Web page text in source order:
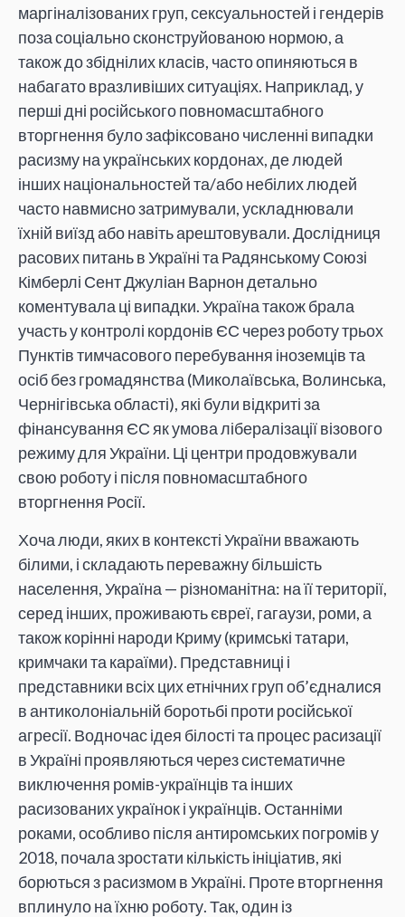
маргіналізованих груп, сексуальностей і гендерів
поза соціально сконструйованою нормою, а
також до збіднілих класів, часто опиняються в
набагато вразливіших ситуаціях. Наприклад, у
перші дні російського повномасштабного
вторгнення було зафіксовано численні випадки
расизму на українських кордонах, де людей
інших національностей та/або небілих людей
часто навмисно затримували, ускладнювали
їхній виїзд або навіть арештовували. Дослідниця
расових питань в Україні та Радянському Союзі
Кімберлі Сент Джуліан Варнон детально
коментувала ці випадки. Україна також брала
участь у контролі кордонів ЄС через роботу трьох
Пунктів тимчасового перебування іноземців та
осіб без громадянства (Миколаївська, Волинська,
Чернігівська області), які були відкриті за
фінансування ЄС як умова лібералізації візового
режиму для України. Ці центри продовжували
свою роботу і після повномасштабного
вторгнення Росії.
Хоча люди, яких в контексті України вважають
білими, і складають переважну більшість
населення, Україна — різноманітна: на її території,
серед інших, проживають євреї, гагаузи, роми, а
також корінні народи Криму (кримські татари,
кримчаки та караїми). Представниці і
представники всіх цих етнічних груп об’єдналися
в антиколоніальній боротьбі проти російської
агресії. Водночас ідея білості та процес расизації
в Україні проявляються через систематичне
виключення ромів-українців та інших
расизованих українок і українців. Останніми
роками, особливо після антиромських погромів у
2018, почала зростати кількість ініціатив, які
борються з расизмом в Україні. Проте вторгнення
вплинуло на їхню роботу. Так, один із